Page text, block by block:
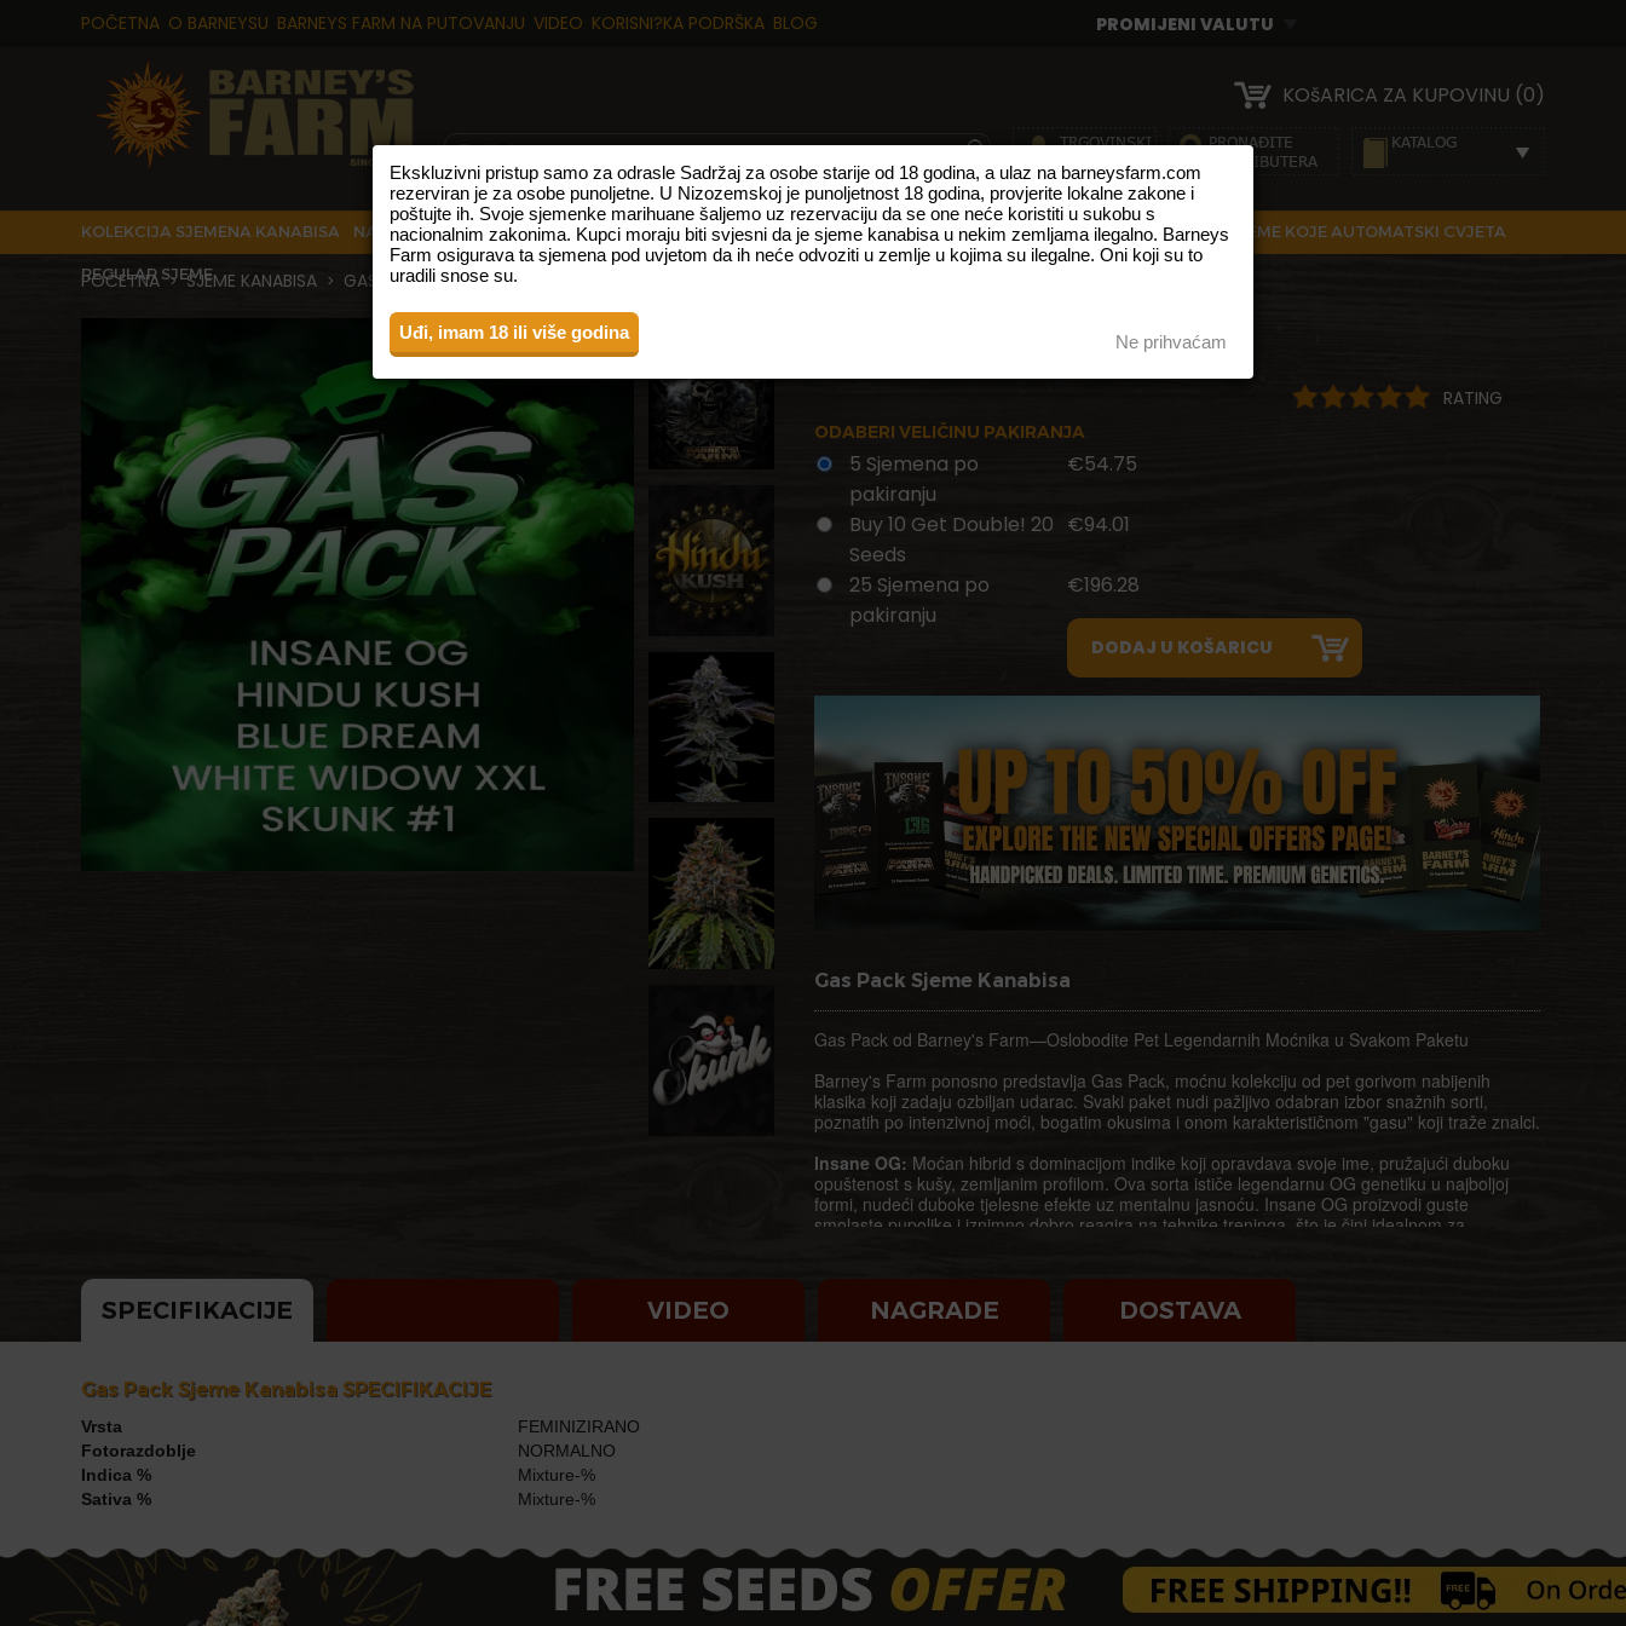
POČETNA O BARNEYSU BARNEYS FARM NA PUTOVANJU VIDEO KORISNI?KA PODRŠKA BLOG
KOšARICA ZA KUPOVINU (0)
KOLEKCIJA SJEMENA KANABISA NAJPRODAVANIJE VRSTE NOVI PROIZVODI VRSTE S VISOKIM UDJELOM CBD-A FEMINIZIRANE SJEMENKE SJEME KOJE AUTOMATSKI CVJETA
REGULAR SJEME
POČETNA > SJEME KANABISA > GAS PACK SJEME KANABISA
GAS PACK STRAIN
RATING
ODABERI VELIČINU PAKIRANJA
5 Sjemena po
pakiranju
€54.75
Buy 10 Get Double! 20
Seeds
€94.01
25 Sjemena po
pakiranju
€196.28
Gas Pack Sjeme Kanabisa
Gas Pack od Barney's Farm—Oslobodite Pet Legendarnih Moćnika u Svakom Paketu
Barney's Farm ponosno predstavlja Gas Pack, moćnu kolekciju od pet gorivom nabijenih
klasika koji zadaju ozbiljan udarac. Svaki paket nudi pažljivo odabran izbor snažnih sorti,
poznatih po intenzivnoj moći, bogatim okusima i onom karakterističnom "gasu" koji traže znalci.
Insane OG: Moćan hibrid s dominacijom indike koji opravdava svoje ime, pružajući duboku
opuštenost s kušy, zemljanim profilom. Ova sorta ističe legendarnu OG genetiku u najboljoj
formi, nudeći duboke tjelesne efekte uz mentalnu jasnoću. Insane OG proizvodi guste
smolaste pupoljke i iznimno dobro reagira na tehnike treninga, što je čini idealnom za
Kush utjelovljuje kanabis u svom najautentičnijem obliku. Ova drevna sorta pruža tešku,
inherentna otpornost čine je pogodnom za uzgajivače svih razina iskustva. Istovremeno, njena
poboljšava legendarnu genetiku s povećanim prinosima i moći. Poznata po gustom sloju
kristalnih trihoma i uravnoteženim hibridnim efektima, WW XXL pruža snažan cerebralni buzz
uz umirujuću fizičku opuštenost. Ova snažna biljka dobro se prilagođava raznim metodama
uzgoja, nagrađujući uzgajivače obilnim prinosima.
SPECIFIKACIJE VIDEO NAGRADE DOSTAVA
Gas Pack Sjeme Kanabisa SPECIFIKACIJE
Vrsta
FEMINIZIRANO
Fotorazdoblje
NORMALNO
Indica %
Mixture-%
Sativa %
Mixture-%
Ekskluzivni pristup samo za odrasle Sadržaj za osobe starije od 18 godina, a ulaz na barneysfarm.com
rezerviran je za osobe punoljetne. U Nizozemskoj je punoljetnost 18 godina, provjerite lokalne zakone i
poštujte ih. Svoje sjemenke marihuane šaljemo uz rezervaciju da se one neće koristiti u sukobu s
nacionalnim zakonima. Kupci moraju biti svjesni da je sjeme kanabisa u nekim zemljama ilegalno. Barneys
Farm osigurava ta sjemena pod uvjetom da ih neće odvoziti u zemlje u kojima su ilegalne. Oni koji su to
uradili snose su.
Uđi, imam 18 ili više godina Ne prihvaćam